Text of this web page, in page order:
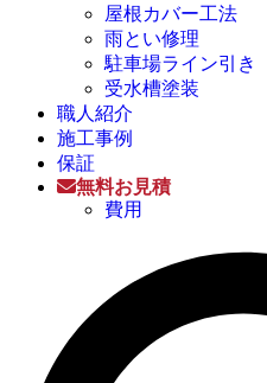
屋根カバー工法
雨とい修理
駐車場ライン引き
受水槽塗装
職人紹介
施工事例
保証
無料お見積
費用